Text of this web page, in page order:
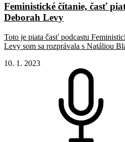
Feministické čítanie, časť
Deborah Levy
Toto je piata časť podcastu
Levy som sa rozprávala s Natáliou
10. 1. 2023